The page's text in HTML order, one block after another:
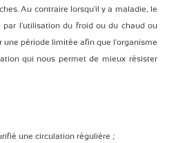
Au contraire lorsqu'il y a maladie, le
par l'utilisation du froid ou du chaud ou
période limitée afin que l'organisme
qui nous permet de mieux résister
une circulation régulière ;